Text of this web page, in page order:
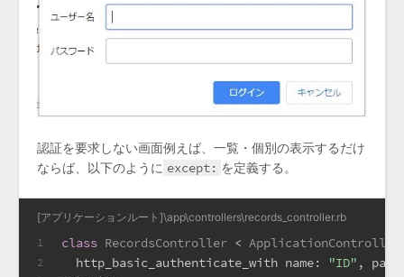
認証を要求しない画面例えば、一覧・個別の表示するだけ
ならば、以下のように except: を定義する。
[アプリケーションルート]\app\controllers\records_controller.rb
1
2
class RecordsController < ApplicationController
  http_basic_authenticate_with
name: "ID" ,